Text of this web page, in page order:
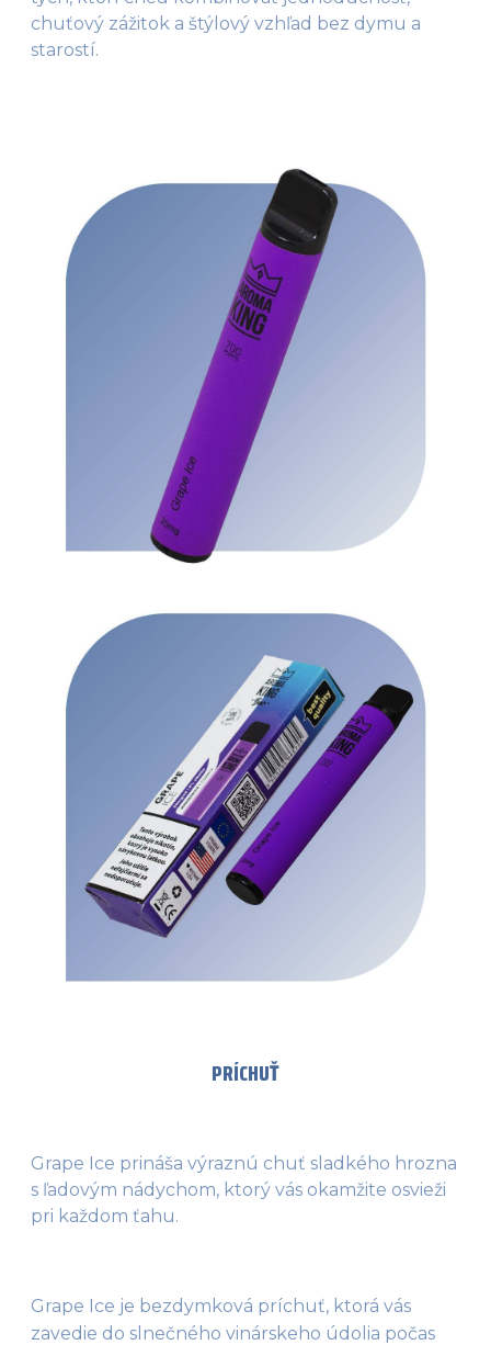
chuťový zážitok a štýlový vzhľad bez dymu a
starostí.
PRÍCHUŤ
Grape Ice prináša výraznú chuť sladkého hrozna
s ľadovým nádychom, ktorý vás okamžite osvieži
pri každom ťahu.
Grape Ice je bezdymková príchuť, ktorá vás
zavedie do slnečného vinárskeho údolia počas